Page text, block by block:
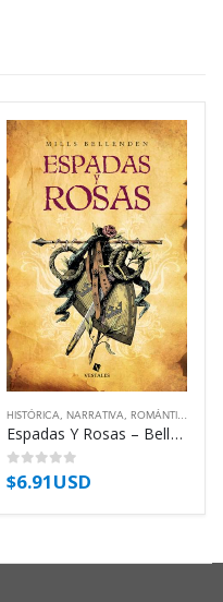
HISTÓRICA, NARRATIVA, ROMÁNTICA
Espadas Y Rosas – Bellenden Mills
0out of 5
$6.91USD